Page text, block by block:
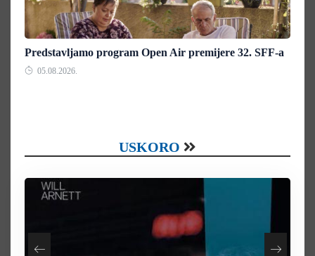
Predstavljamo program Open Air premijere 32. SFF-a
05.08.2026.
USKORO